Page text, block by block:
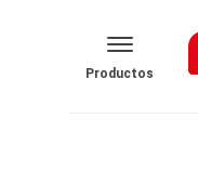
Productos